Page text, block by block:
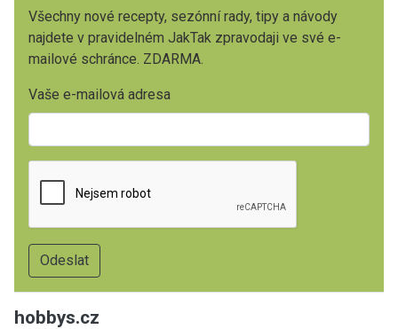
Všechny nové recepty, sezónní rady, tipy a návody
najdete v pravidelném JakTak zpravodaji ve své e-
mailové schránce. ZDARMA.
Vaše e-mailová adresa
hobbys.cz